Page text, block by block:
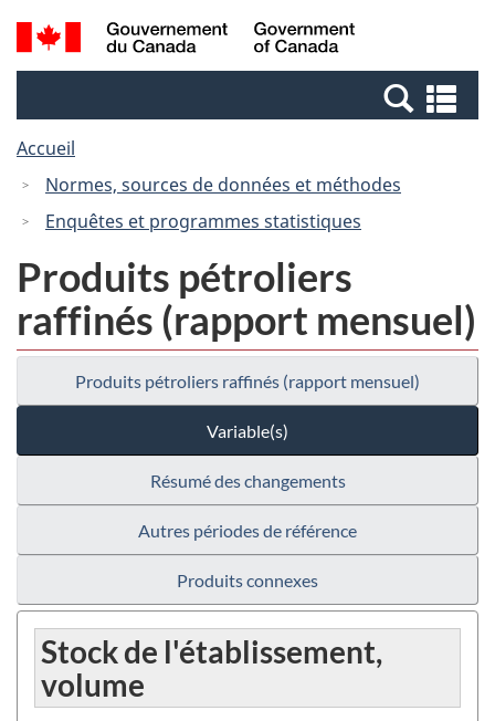
Passer
au
Passer
à
Canada
Recherche
et
et
Accueil
Normes, sources de données et méthodes
Enquêtes et programmes statistiques
Produits pétroliers
raffinés (rapport mensuel)
Produits pétroliers raffinés (rapport mensuel)
Variable(s)
Résumé des changements
Autres périodes de référence
Produits connexes
Stock de l'établissement,
volume